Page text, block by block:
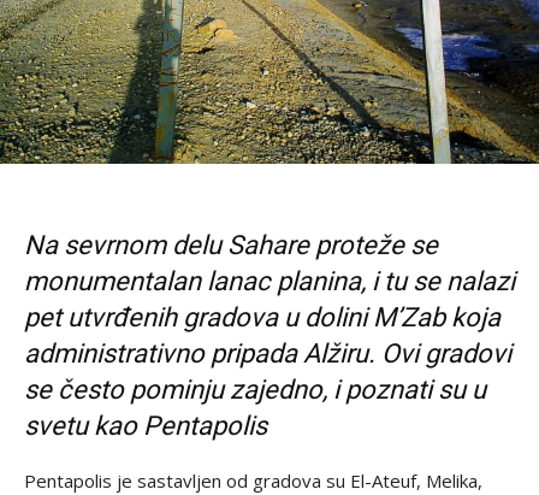
Na sevrnom delu Sahare proteže se
monumentalan lanac planina, i tu se nalazi
pet utvrđenih gradova u dolini M’Zab koja
administrativno pripada Alžiru. Ovi gradovi
se često pominju zajedno, i poznati su u
svetu kao Pentapolis
Pentapolis je sastavljen od gradova su El-Ateuf, Melika,